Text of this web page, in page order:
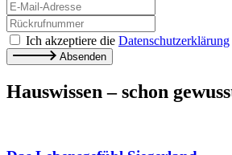
Ich akzeptiere die Datenschutzerklärung
Absenden
Hauswissen – schon